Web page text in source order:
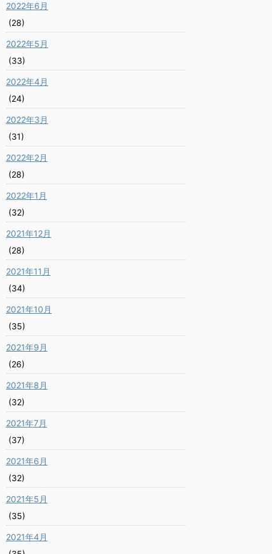
2022年6月
(28)
2022年5月
(33)
2022年4月
(24)
2022年3月
(31)
2022年2月
(28)
2022年1月
(32)
2021年12月
(28)
2021年11月
(34)
2021年10月
(35)
2021年9月
(26)
2021年8月
(32)
2021年7月
(37)
2021年6月
(32)
2021年5月
(35)
2021年4月